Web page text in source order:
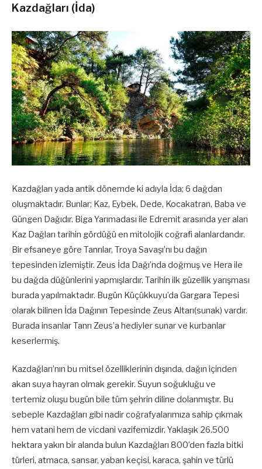
Kazdağları (İda)
Kazdağları yada antik dönemde ki adıyla İda; 6 dağdan
oluşmaktadır. Bunlar; Kaz, Eybek, Dede, Kocakatran, Baba ve
Güngen Dağıdır. Biga Yarımadası ile Edremit arasında yer alan
Kaz Dağları tarihin gördüğü en mitolojik coğrafi alanlardandır.
Bir efsaneye göre Tanrılar, Troya Savaşı’nı bu dağın
tepesinden izlemiştir. Zeus İda Dağı’nda doğmuş ve Hera ile
bu dağda düğünlerini yapmışlardır. Tarihin ilk güzellik yarışması
burada yapılmaktadır. Bugün Küçükkuyu’da Gargara Tepesi
olarak bilinen İda Dağının Tepesinde Zeus Altarı(sunak) vardır.
Burada insanlar Tanrı Zeus’a hediyler sunar ve kurbanlar
keserlermiş.
Kazdağları’nın bu mitsel özelliklerinin dışında, dağın içinden
akan suya hayran olmak gerekir. Suyun soğukluğu ve
tertemiz oluşu bugün bile tüm şehrin diline dolanmıştır. Bu
sebeple Kazdağları gibi nadir coğrafyalarımıza sahip çıkmak
hem vatani hem de vicdani vazifemizdir. Yaklaşık 26.500
hektara yakın bir alanda bulun Kazdağları 800’den fazla bitki
türleri, atmaca, sansar, yaban keçisi, karaca, şahin ve türlü